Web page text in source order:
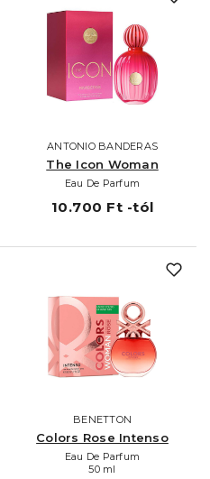
ANTONIO BANDERAS
The Icon Woman
Eau De Parfum
10.700 Ft -tól
BENETTON
Colors Rose Intenso
Eau De Parfum
50 ml